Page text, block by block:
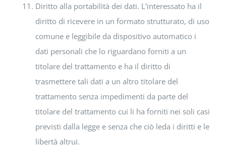
Diritto alla portabilità dei dati. L’interessato ha il
diritto di ricevere in un formato strutturato, di uso
comune e leggibile da dispositivo automatico i
dati personali che lo riguardano forniti a un
titolare del trattamento e ha il diritto di
trasmettere tali dati a un altro titolare del
trattamento senza impedimenti da parte del
titolare del trattamento cui li ha forniti nei soli casi
previsti dalla legge e senza che ciò leda i diritti e le
libertà altrui.